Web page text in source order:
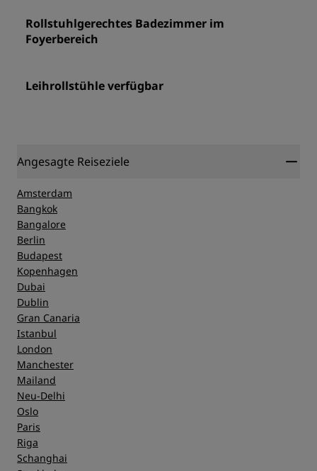
Rollstuhlgerechtes Badezimmer im
Foyerbereich
Leihrollstühle verfügbar
Angesagte Reiseziele
Amsterdam
Bangkok
Bangalore
Berlin
Budapest
Kopenhagen
Dubai
Dublin
Gran Canaria
Istanbul
London
Manchester
Mailand
Neu-Delhi
Oslo
Paris
Riga
Schanghai